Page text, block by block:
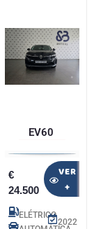
EV60
€
24.500
VER
+
ELÉTRICO
2022